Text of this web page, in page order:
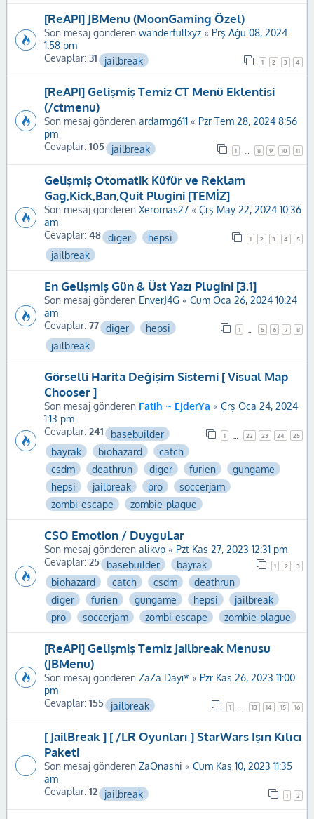
[ReAPI] JBMenu (MoonGaming Özel)
Son mesaj gönderen wanderfullxyz « Prş Ağu 08, 2024
1:58 pm
Cevaplar: 31 1 2 3 4
jailbreak
[ReAPI] Gelişmiş Temiz CT Menü Eklentisi
(/ctmenu)
Son mesaj gönderen ardarmg611 « Pzr Tem 28, 2024 8:56
pm
Cevaplar: 105 1 8 9 10 11
jailbreak
Gelişmiş Otomatik Küfür ve Reklam
Gag,Kick,Ban,Quit Plugini [TEMİZ]
Son mesaj gönderen Xeromas27 « Çrş May 22, 2024 10:36
am
Cevaplar: 48 1 2 3 4 5
diger
hepsi
jailbreak
En Gelişmiş Gün & Üst Yazı Plugini [3.1]
Son mesaj gönderen EnverJ4G « Cum Oca 26, 2024 10:24
am
Cevaplar: 77 1 5 6 7 8
diger
hepsi
jailbreak
Görselli Harita Değişim Sistemi [ Visual Map
Chooser ]
Son mesaj gönderen Fatih ~ EjderYa « Çrş Oca 24, 2024
1:13 pm
Cevaplar: 241 1 22 23 24 25
basebuilder
bayrak
biohazard
catch
csdm
deathrun diger furien
gungame
hepsi
jailbreak pro
soccerjam
zombi-escape
zombie-plague
CSO Emotion / DuyguLar
Son mesaj gönderen alikvp « Pzt Kas 27, 2023 12:31 pm
Cevaplar: 25 1 2 3
basebuilder
bayrak
biohazard
catch csdm
deathrun
diger
furien gungame hepsi
jailbreak
pro
soccerjam zombi-escape zombie-plague
[ReAPI] Gelişmiş Temiz Jailbreak Menusu
(JBMenu)
Son mesaj gönderen ZaZa Dayı* « Pzr Kas 26, 2023 11:00
pm
Cevaplar: 155 1 13 14 15 16
jailbreak
[ JailBreak ] [ /LR Oyunları ] StarWars Işın Kılıcı
Paketi
Son mesaj gönderen ZaOnashi « Cum Kas 10, 2023 11:35
am
Cevaplar: 12 1 2
jailbreak